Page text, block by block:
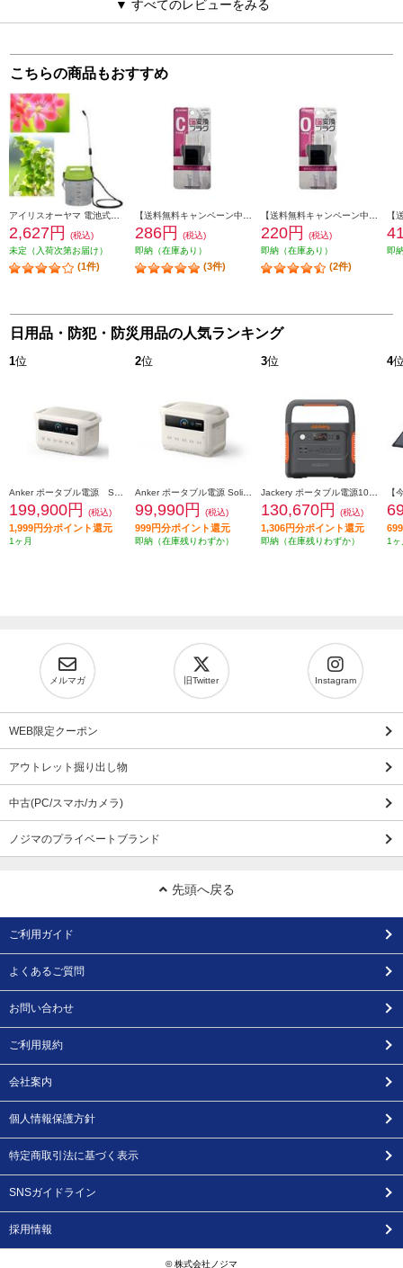
▼ すべてのレビューをみる
こちらの商品もおすすめ
2,627円
(税込)
未定（入荷次第お届け）
(1件)
286円
(税込)
即納（在庫あり）
(3件)
220円
(税込)
即納（在庫あり）
(2件)
即
日用品・防犯・防災用品の人気ランキング
1位
199,900円 (税込)
1,999円分ポイント還元
1ヶ月
2位
99,990円 (税込)
999円分ポイント還元
即納（在庫残りわずか）
3位
130,670円 (税込)
1,306円分ポイント還元
即納（在庫残りわずか）
4
1ヶ
メルマガ 旧Twitter Instagram
WEB限定クーポン
アウトレット掘り出し物
中古(PC/スマホ/カメラ)
ノジマのプライベートブランド
先頭へ戻る
ご利用ガイド
よくあるご質問
お問い合わせ
ご利用規約
会社案内
個人情報保護方針
特定商取引法に基づく表示
SNSガイドライン
採用情報
© 株式会社ノジマ